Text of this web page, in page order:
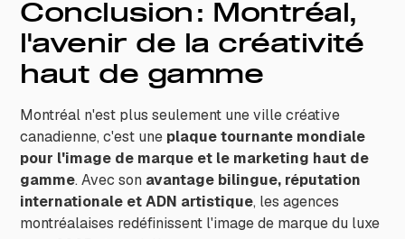
Conclusion : Montréal,
l'avenir de la créativité
haut de gamme
Montréal n'est plus seulement une ville créative
canadienne, c'est une plaque tournante mondiale
pour l'image de marque et le marketing haut de
gamme. Avec son avantage bilingue, réputation
internationale et ADN artistique, les agences
montréalaises redéfinissent l'image de marque du luxe